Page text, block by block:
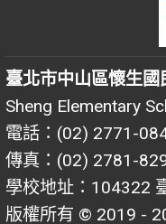
臺北市中山區懷生國
Sheng Elementary
電話：(02) 2771-
傳真：(02) 2781-
學校地址：104322
版權所有 © 2019 -